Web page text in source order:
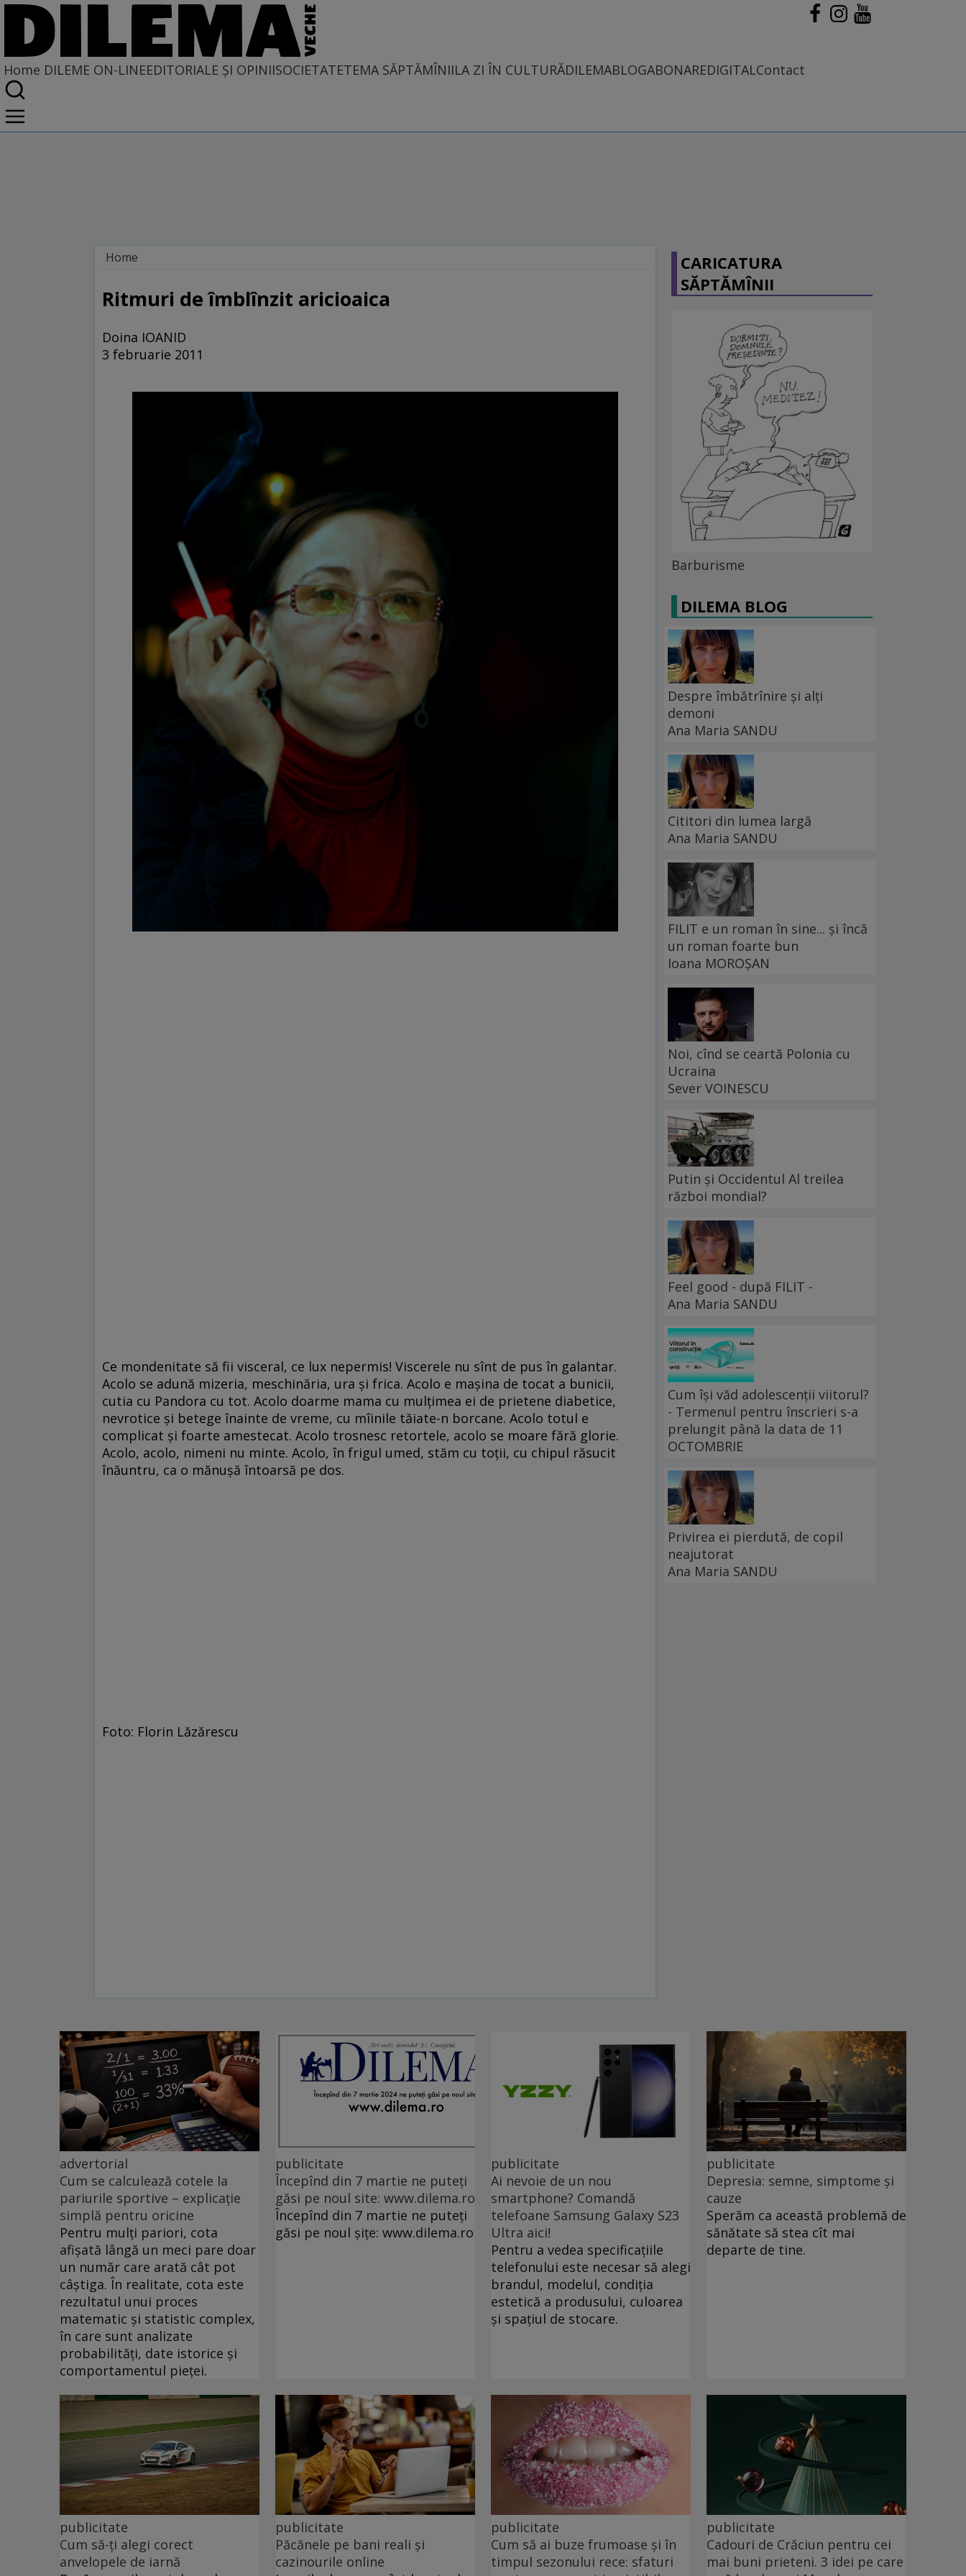
Home DILEME ON-LINEEDITORIALE ȘI OPINIISOCIETATETEMA SĂPTĂMÎNIILA ZI ÎN CULTURĂDILEMABLOGABONAREDIGITALContact
Home
Ritmuri de îmblînzit aricioaica
Doina IOANID
3 februarie 2011
Ce mondenitate să fii visceral, ce lux nepermis! Viscerele nu sînt de pus în galantar.
Acolo se adună mizeria, meschinăria, ura şi frica. Acolo e maşina de tocat a bunicii,
cutia cu Pandora cu tot. Acolo doarme mama cu mulţimea ei de prietene diabetice,
nevrotice şi betege înainte de vreme, cu mîinile tăiate-n borcane. Acolo totul e
complicat şi foarte amestecat. Acolo trosnesc retortele, acolo se moare fără glorie.
Acolo, acolo, nimeni nu minte. Acolo, în frigul umed, stăm cu toţii, cu chipul răsucit
înăuntru, ca o mănuşă întoarsă pe dos.
Foto: Florin Lăzărescu
CARICATURA
SĂPTĂMÎNII
Barburisme
DILEMA BLOG
Despre îmbătrînire și alți
demoni
Ana Maria SANDU
Cititori din lumea largă
Ana Maria SANDU
FILIT e un roman în sine... și încă
un roman foarte bun
Ioana MOROȘAN
Noi, cînd se ceartă Polonia cu
Ucraina
Sever VOINESCU
Putin și Occidentul Al treilea
război mondial?
Feel good - după FILIT -
Ana Maria SANDU
Cum își văd adolescenții viitorul?
- Termenul pentru înscrieri s-a
prelungit până la data de 11
OCTOMBRIE
Privirea ei pierdută, de copil
neajutorat
Ana Maria SANDU
advertorial
Cum se calculează cotele la
pariurile sportive – explicație
simplă pentru oricine
Pentru mulți pariori, cota
afișată lângă un meci pare doar
un număr care arată cât pot
câștiga. În realitate, cota este
rezultatul unui proces
matematic și statistic complex,
în care sunt analizate
probabilități, date istorice și
comportamentul pieței.
publicitate
Începînd din 7 martie ne puteți
găsi pe noul site: www.dilema.ro
Începînd din 7 martie ne puteți
găsi pe noul șițe: www.dilema.ro
publicitate
Ai nevoie de un nou
smartphone? Comandă
telefoane Samsung Galaxy S23
Ultra aici!
Pentru a vedea specificațiile
telefonului este necesar să alegi
brandul, modelul, condiția
estetică a produsului, culoarea
și spațiul de stocare.
publicitate
Depresia: semne, simptome și
cauze
Sperăm ca această problemă de
sănătate să stea cît mai
departe de tine.
publicitate
Cum să-ți alegi corect
anvelopele de iarnă
publicitate
Păcănele pe bani reali și
cazinourile online
publicitate
Cum să ai buze frumoase şi în
timpul sezonului rece: sfaturi
publicitate
Cadouri de Crăciun pentru cei
mai buni prieteni. 3 idei pe care